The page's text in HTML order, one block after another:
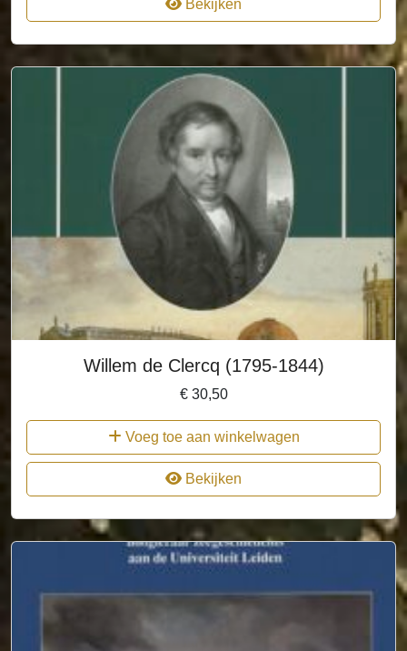
Bekijken
Willem de Clercq (1795-1844)
€30,50
Voeg toe aan winkelwagen
Bekijken